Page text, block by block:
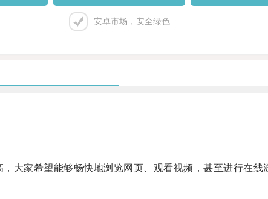
安卓市场，安全绿色
家希望能够畅快地浏览网页、观看视频，甚至进行在线